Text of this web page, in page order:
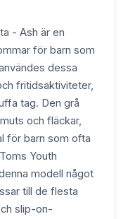
- Ash är en
för barn som
dessa
fritidsaktiviteter,
tag. Den grå
och fläckar,
för barn som ofta
Youth
modell något
till de flesta
slip-on-